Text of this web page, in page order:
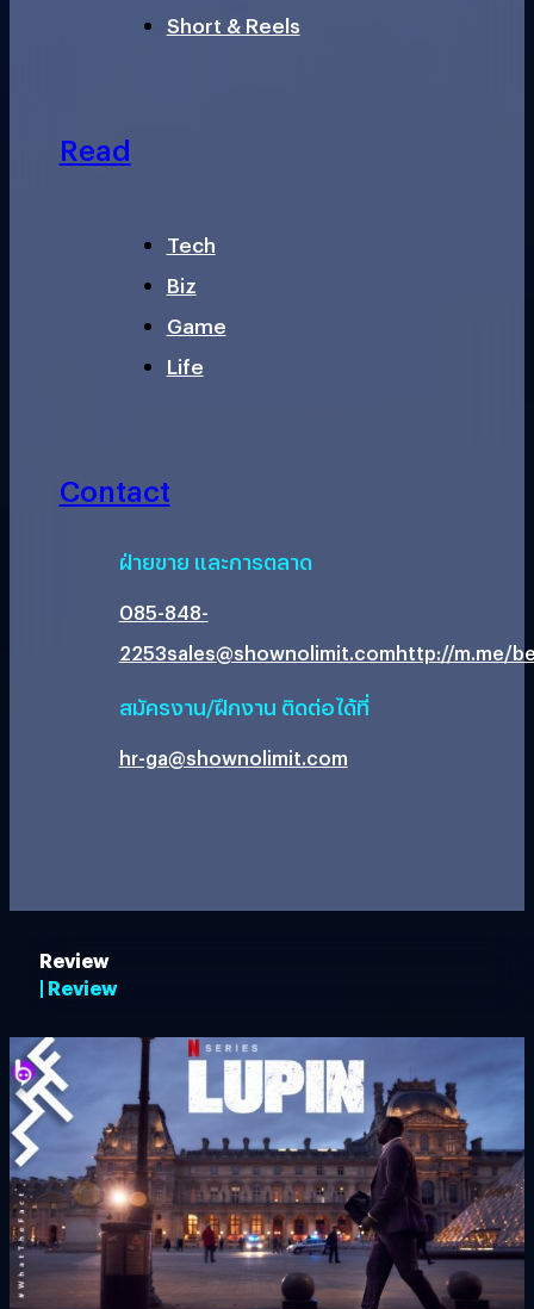
Short & Reels
Read
Tech
Biz
Game
Life
Contact
ฝ่ายขาย และการตลาด
085-848-
2253sales@shownolimit.comhttp://m.me/
สมัครงาน/ฝึกงาน ติดต่อได้ที่
hr-ga@shownolimit.com
Review
| Review